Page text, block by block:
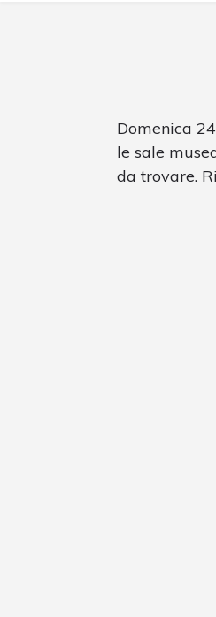
Domenica
le sale
da trovare.